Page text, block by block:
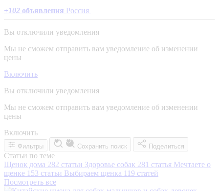
+102 объявления Россия
Вы отключили уведомления
Мы не сможем отправить вам уведомление об изменении
цены
Включить
Вы отключили уведомления
Мы не сможем отправить вам уведомление об изменении
цены
Включить
Фильтры Сохранить поиск Поделиться
Статьи по теме
Щенок дома 282 статьи Здоровье собак 281 статья Мечтаете о
щенке 153 статьи Выбираем щенка 119 статей
Посмотреть все